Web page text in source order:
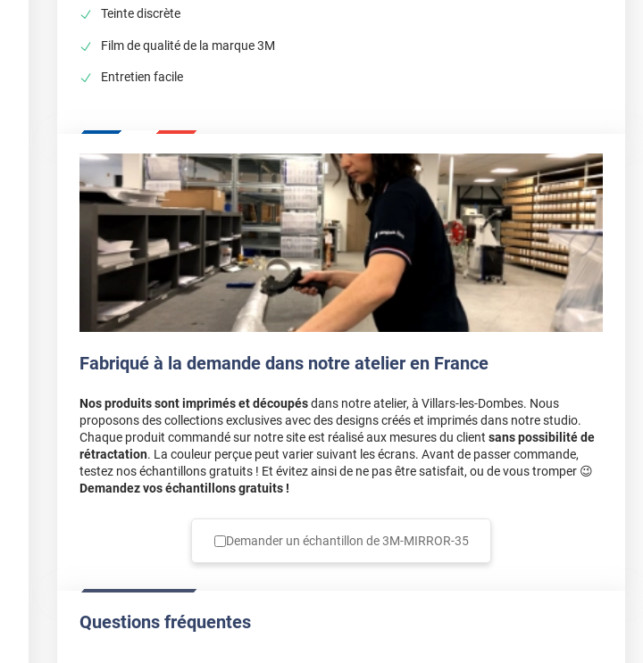
Teinte discrète
Film de qualité de la marque 3M
Entretien facile
Fabriqué à la demande dans notre atelier en France
Nos produits sont imprimés et découpésdans notre atelier, à Villars-les-Dombes. Nous
proposons des collections exclusives avec des designs créés et imprimés dans notre studio.
Chaque produit commandé sur notre site est réalisé aux mesures du client sans possibilité de
rétractation. La couleur perçue peut varier suivant les écrans. Avant de passer commande,
testez nos échantillons gratuits ! Et évitez ainsi de ne pas être satisfait, ou de vous tromper 😉
Demandez vos échantillons gratuits !
Demander un échantillon de3M-MIRROR-35
Questions fréquentes